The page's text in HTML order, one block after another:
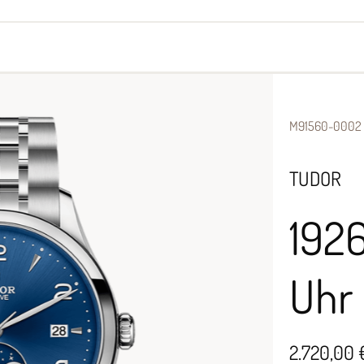
M91560-0002
TUDOR
Uhr
2.720,00